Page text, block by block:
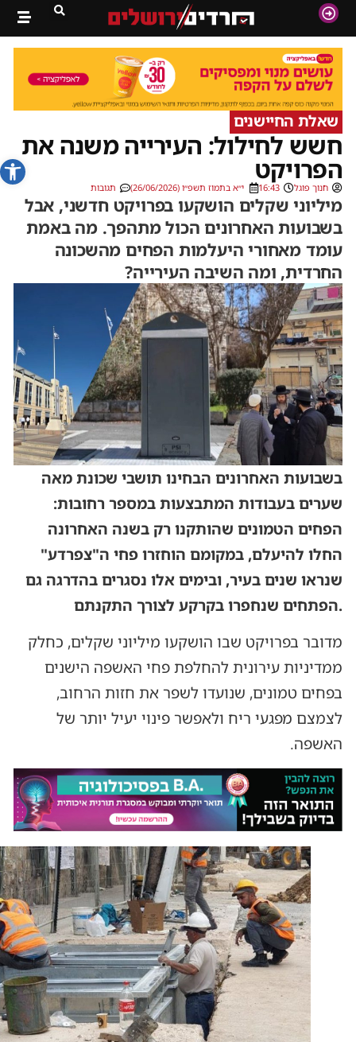
פתח
שאלת החיישנים
חשש לחילול: העירייה משנה את
הפרויקט
חנוך פוגל 16:43 י״א בתמוז תשפ״ו (26/06/2026) תגובות
מיליוני שקלים הושקעו בפרויקט חדשני, אבל
בשבועות האחרונים הכול מתהפך. מה באמת
עומד מאחורי היעלמות הפחים מהשכונה
החרדית, ומה השיבה העירייה?
בשבועות האחרונים הבחינו תושבי שכונת מאה
שערים בעבודות המתבצעות במספר רחובות:
הפחים הטמונים שהותקנו רק בשנה האחרונה
החלו להיעלם, במקומם הוחזרו פחי ה"צפרדע"
שנראו שנים בעיר, ובימים אלו נסגרים בהדרגה גם
הפתחים שנחפרו בקרקע לצורך התקנתם.
מדובר בפרויקט שבו הושקעו מיליוני שקלים, כחלק
ממדיניות עירונית להחלפת פחי האשפה הישנים
בפחים טמונים, שנועדו לשפר את חזות הרחוב,
לצמצם מפגעי ריח ולאפשר פינוי יעיל יותר של
האשפה.